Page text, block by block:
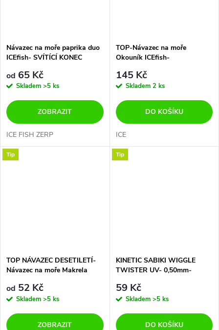
Návazec na moře paprika duo
ICEfish- SVÍTÍCÍ KONEC
od 65 Kč
Skladem >5 ks
ZOBRAZIT
ICE FISH ZERP
TOP-Návazec na moře
Okouník ICEfish-
145 Kč
Skladem 2 ks
DO KOŠÍKU
ICE
Tip
TOP NÁVAZEC DESETILETÍ-
Návazec na moře Makrela
od 52 Kč
Skladem >5 ks
ZOBRAZIT
Tip
KINETIC SABIKI WIGGLE
TWISTER UV- 0,50mm-
59 Kč
Skladem >5 ks
DO KOŠÍKU